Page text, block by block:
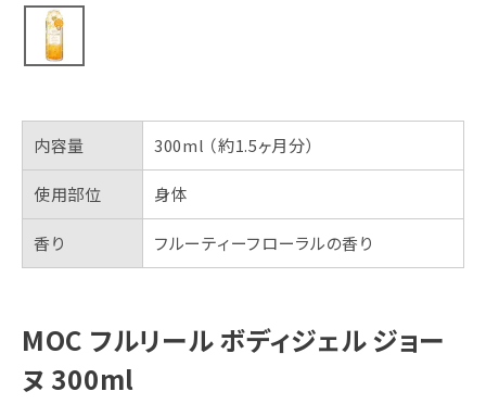
内容量 300ml （約1.5ヶ月分）
使用部位 身体
香り フルーティーフローラルの香り
MOC フルリール ボディジェル ジョー
ヌ 300ml